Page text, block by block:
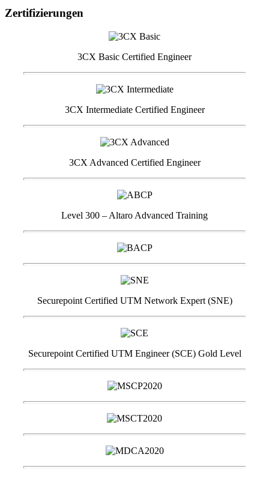
Zertifizierungen
3CX Basic Certified Engineer
3CX Intermediate Certified Engineer
3CX Advanced Certified Engineer
Level 300 – Altaro Advanced Training
Securepoint Certified UTM Network Expert (SNE)
Securepoint Certified UTM Engineer (SCE) Gold Level